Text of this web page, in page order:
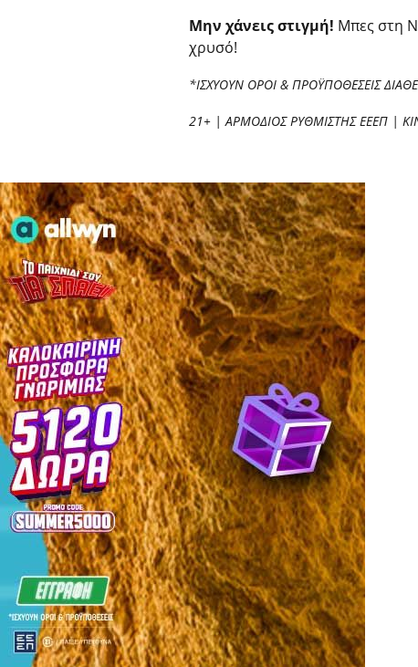
Μην χάνεις στιγμή! Μπες στη
χρυσό!
*ΙΣΧΥΟΥΝ ΟΡΟΙ & ΠΡΟΫΠΟΘΕΣΕΙΣ
21+ | ΑΡΜΟΔΙΟΣ ΡΥΘΜΙΣΤΗΣ ΕΕΕΠ |